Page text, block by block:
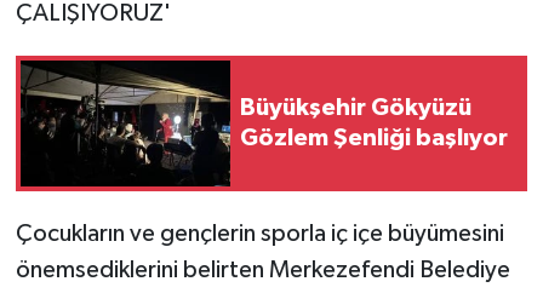
ÇALIŞIYORUZ'
Büyükşehir Gökyüzü
Gözlem Şenliği başlıyor
Çocukların ve gençlerin sporla iç içe büyümesini
önemsediklerini belirten Merkezefendi Belediye